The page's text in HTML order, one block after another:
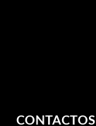
CONTACTOS